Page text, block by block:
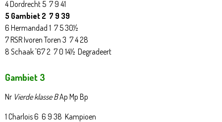
4 Dordrecht 5 7 9 41
5 Gambiet 2 7 9 39
6 Hermandad 1 7 5 30½
7 RSR Ivoren Toren 3 7 4 28
8 Schaak '67 2 7 0 14½ Degradeert
Gambiet 3
Nr Vierde klasse BAp Mp Bp
1 Charlois 6 6 9 38 Kampioen